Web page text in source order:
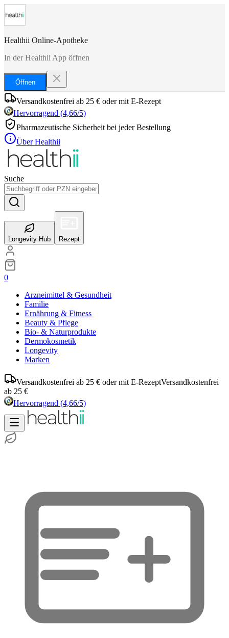
Healthii Online-Apotheke
In der Healthii App öffnen
Öffnen
Versandkostenfrei ab 25 € oder mit E-Rezept
Hervorragend (4,66/5)
Pharmazeutische Sicherheit bei jeder Bestellung
Über Healthii
Suche
Longevity Hub Rezept
0
Arzneimittel & Gesundheit
Familie
Ernährung & Fitness
Beauty & Pflege
Bio- & Naturprodukte
Dermokosmetik
Longevity
Marken
Versandkostenfrei ab 25 € oder mit E-RezeptVersandkostenfrei
ab 25 €
Hervorragend (4,66/5)